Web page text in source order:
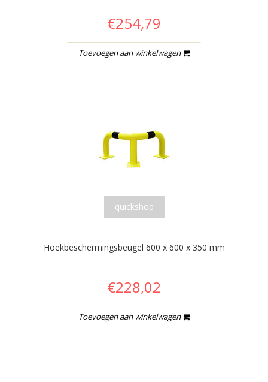
€254,79
Toevoegen aan winkelwagen
quickshop
Hoekbeschermingsbeugel 600 x 600 x 350 mm
€228,02
Toevoegen aan winkelwagen